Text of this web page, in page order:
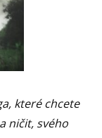
které chcete
ničit, svého